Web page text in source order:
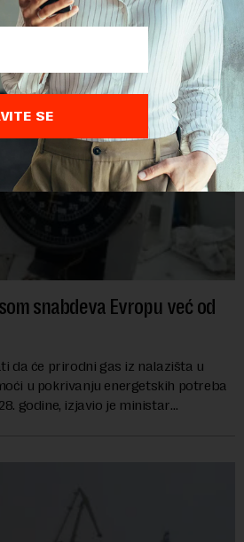
snabdeva Evropu već od
da će prirodni gas iz nalazišta u
u pokrivanju energetskih potreba
godine, izjavio je ministar
SE